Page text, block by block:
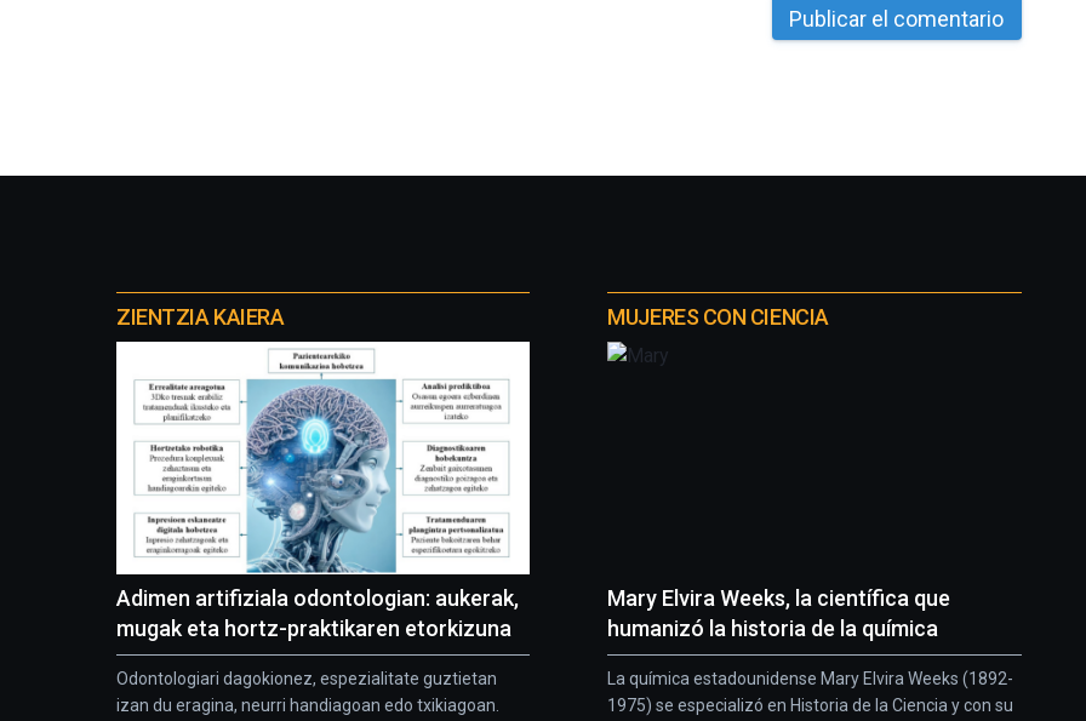
proyectos
ZIENTZIA KAIERA
Adimen artifiziala odontologian: aukerak,
mugak eta hortz-praktikaren etorkizuna
Odontologiari dagokionez, espezialitate guztietan
izan du eragina, neurri handiagoan edo txikiagoan.
MUJERES CON CIENCIA
Mary Elvira Weeks, la científica que
humanizó la historia de la química
La química estadounidense Mary Elvira Weeks (1892-
1975) se especializó en Historia de la Ciencia y con su